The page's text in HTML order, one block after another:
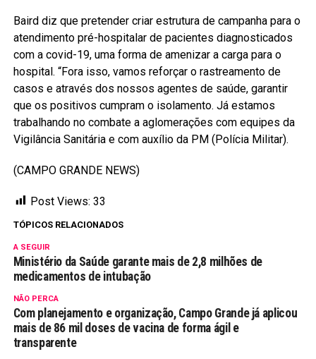
Baird diz que pretender criar estrutura de campanha para o
atendimento pré-hospitalar de pacientes diagnosticados
com a covid-19, uma forma de amenizar a carga para o
hospital. “Fora isso, vamos reforçar o rastreamento de
casos e através dos nossos agentes de saúde, garantir
que os positivos cumpram o isolamento. Já estamos
trabalhando no combate a aglomerações com equipes da
Vigilância Sanitária e com auxílio da PM (Polícia Militar).
(CAMPO GRANDE NEWS)
Post Views: 33
TÓPICOS RELACIONADOS
A SEGUIR
Ministério da Saúde garante mais de 2,8 milhões de
medicamentos de intubação
NÃO PERCA
Com planejamento e organização, Campo Grande já aplicou
mais de 86 mil doses de vacina de forma ágil e
transparente